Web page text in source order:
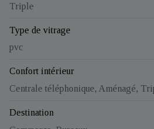
Triple
Type de vitrage
pvc
Confort intérieur
Centrale téléphonique, Aménagé,
Destination